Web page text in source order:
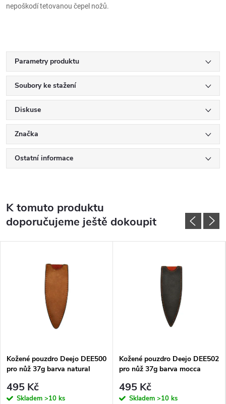
nepoškodí tetovanou čepel nožů.
Parametry produktu
Soubory ke stažení
Diskuse
Značka
Ostatní informace
K tomuto produktu
doporučujeme ještě dokoupit
Kožené pouzdro Deejo DEE500
pro nůž 37g barva natural
495 Kč
Skladem >10 ks
Kožené pouzdro Deejo DEE502
pro nůž 37g barva mocca
495 Kč
Skladem >10 ks